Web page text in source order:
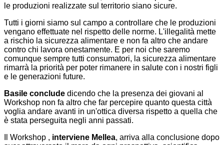
le produzioni realizzate sul territorio siano sicure.
Tutti i giorni siamo sul campo a controllare che le produzioni
vengano effettuate nel rispetto delle norme. L'illegalità mette
a rischio la sicurezza alimentare e non fa altro che andare
contro chi lavora onestamente. E per noi che saremo
comunque sempre tutti consumatori, la sicurezza alimentare
rimarrà la priorità per poter rimanere in salute con i nostri figli
e le generazioni future.
Basile conclude dicendo che la presenza dei giovani al
Workshop non fa altro che far percepire quanto questa città
voglia andare avanti in un'ottica diversa rispetto a quella che
è stata perseguita negli anni passati.
Il Workshop , interviene Mellea, arriva alla conclusione dopo